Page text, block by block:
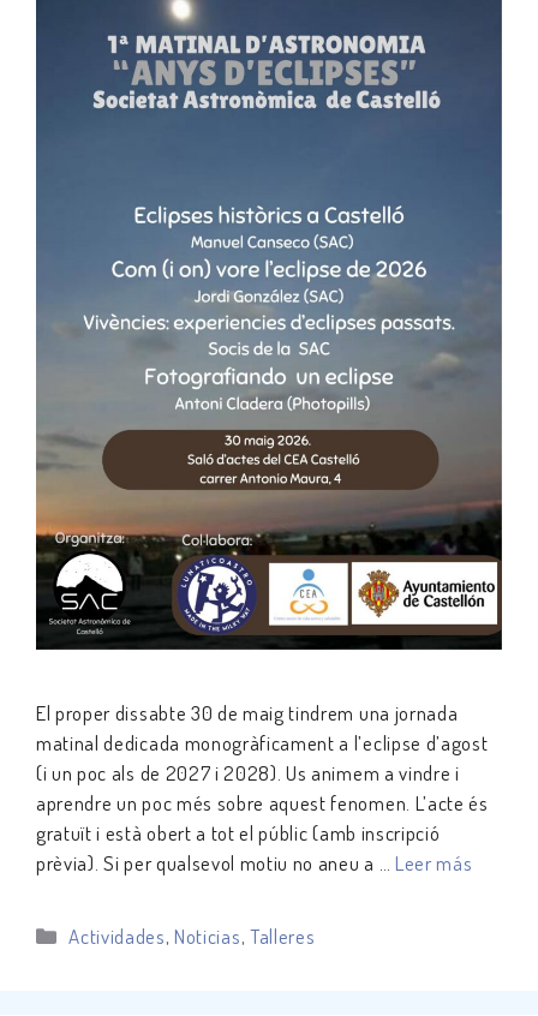
El proper dissabte 30 de maig tindrem una jornada
matinal dedicada monogràficament a l’eclipse d’agost
(i un poc als de 2027 i 2028). Us animem a vindre i
aprendre un poc més sobre aquest fenomen. L’acte és
gratuït i està obert a tot el públic (amb inscripció
prèvia). Si per qualsevol motiu no aneu a … Leer más
Categorías
Actividades, Noticias, Talleres